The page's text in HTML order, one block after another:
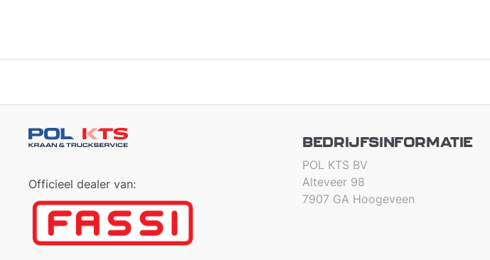
Officieel dealer van:
BEDRIJFSINFORMATIE
POL KTS BV
Alteveer 98
7907 GA Hoogeveen